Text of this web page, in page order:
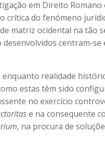
em Direito
crítica do fenómeno
matriz ocidental na tão
centram-se
realidade
estas têm sido
no exercício
e na consequente
, na procura de